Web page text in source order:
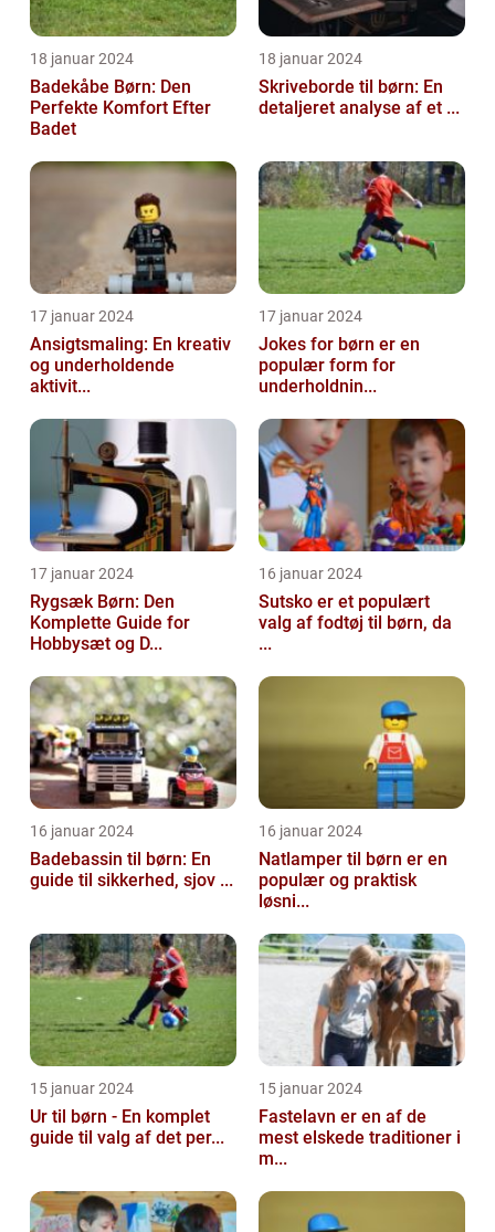
18 januar 2024
Badekåbe Børn: Den
Perfekte Komfort Efter
Badet
18 januar 2024
Skriveborde til børn: En
detaljeret analyse af et ...
17 januar 2024
Ansigtsmaling: En kreativ
og underholdende
aktivit...
17 januar 2024
Jokes for børn er en
populær form for
underholdnin...
17 januar 2024
Rygsæk Børn: Den
Komplette Guide for
Hobbysæt og D...
16 januar 2024
Sutsko er et populært
valg af fodtøj til børn, da
...
16 januar 2024
Badebassin til børn: En
guide til sikkerhed, sjov ...
16 januar 2024
Natlamper til børn er en
populær og praktisk
løsni...
15 januar 2024
Ur til børn - En komplet
guide til valg af det per...
15 januar 2024
Fastelavn er en af de
mest elskede traditioner i
m...